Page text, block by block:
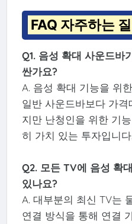
FAQ 자주하는
Q1. 음성 확대 사운드바
싼가요?
A. 음성 확대 기능을 위
일반 사운드바보다 가
지만 난청인을 위한 기
히 가치 있는 투자입니다.
Q2. 모든 TV에 음성 확
있나요?
A. 대부분의 최신 TV는
연결 방식을 통해 연결